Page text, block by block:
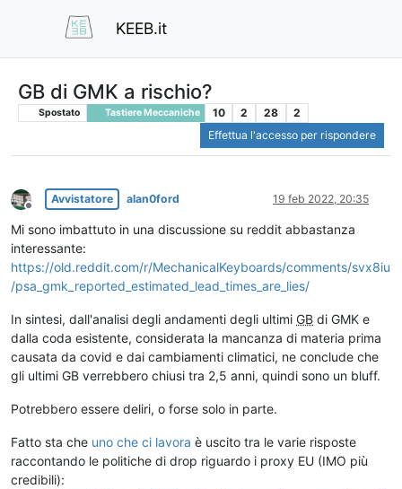
KEEB.it
GB di GMK a rischio?
Spostato Tastiere Meccaniche 10 2 28
2
Effettua l'accesso per rispondere
Non in linea
Avvistatore alan0ford 19 feb 2022, 20:35
Mi sono imbattuto in una discussione su reddit abbastanza
interessante:
https://old.reddit.com/r/MechanicalKeyboards/comments/svx8iu
/psa_gmk_reported_estimated_lead_times_are_lies/
In sintesi, dall'analisi degli andamenti degli ultimi GB di GMK e
dalla coda esistente, considerata la mancanza di materia prima
causata da covid e dai cambiamenti climatici, ne conclude che
gli ultimi GB verrebbero chiusi tra 2,5 anni, quindi sono un bluff.
Potrebbero essere deliri, o forse solo in parte.
Fatto sta che uno che ci lavora è uscito tra le varie risposte
raccontando le politiche di drop riguardo i proxy EU (IMO più
credibili):